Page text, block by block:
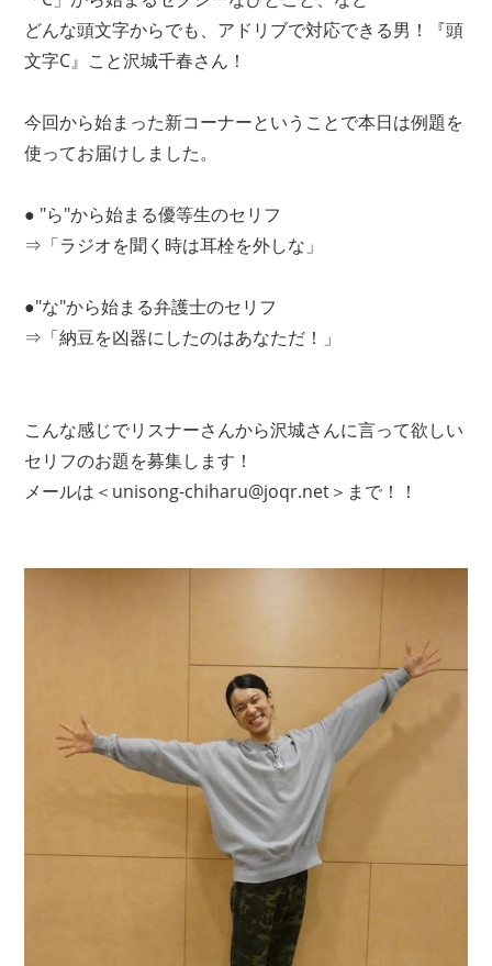
どんな頭文字からでも、アドリブで対応できる男！『頭
文字C』こと沢城千春さん！
今回から始まった新コーナーということで本日は例題を
使ってお届けしました。
● "ら"から始まる優等生のセリフ
⇒「ラジオを聞く時は耳栓を外しな」
●"な"から始まる弁護士のセリフ
⇒「納豆を凶器にしたのはあなただ！」
こんな感じでリスナーさんから沢城さんに言って欲しい
セリフのお題を募集します！
メールは＜unisong-chiharu@joqr.net＞まで！！